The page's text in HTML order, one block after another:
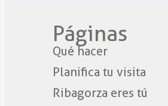
Páginas
Qué hacer
Planifica tu visita
Ribagorza eres tú